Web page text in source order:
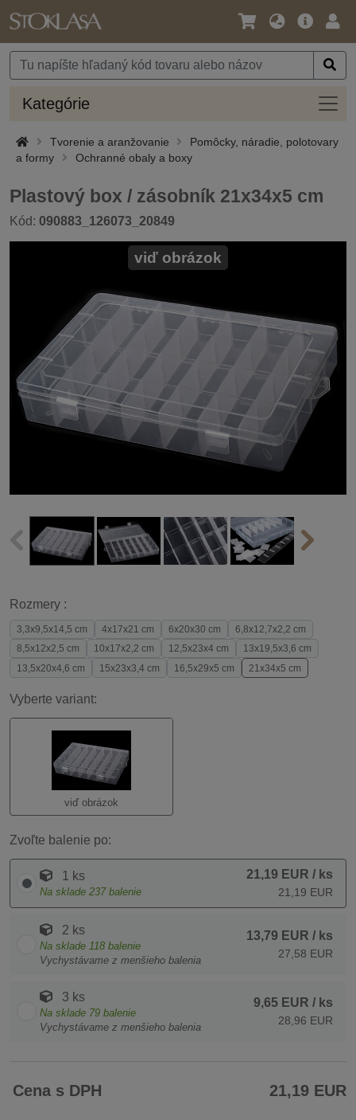
Jazyk
Mena
Hlavná
Kategórie
Tvorenie a aranžovanie
Pomôcky, náradie, polotovary
a formy
Ochranné obaly a boxy
Plastový box / zásobník 21x34x5 cm
Kód: 090883_126073_20849
viď obrázok
Rozmery :
3,3x9,5x14,5 cm 4x17x21 cm 6x20x30 cm
6,8x12,7x2,2 cm
8,5x12x2,5 cm
10x17x2,2 cm 12,5x23x4 cm
13x19,5x3,6 cm
13,5x20x4,6 cm
15x23x3,4 cm 16,5x29x5 cm 21x34x5 cm
Vyberte variant:
viď obrázok
Zvoľte balenie po:
1 ks
Na sklade 237 balenie
21,19 EUR / ks
21,19 EUR
2 ks
Na sklade 118 balenie
Vychystávame z menšieho balenia
13,79 EUR / ks
27,58 EUR
3 ks
Na sklade 79 balenie
Vychystávame z menšieho balenia
9,65 EUR / ks
28,96 EUR
Cena s DPH 21,19 EUR